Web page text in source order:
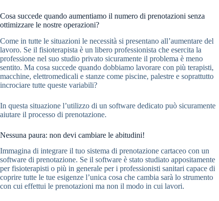
Cosa succede quando aumentiamo il numero di prenotazioni senza
ottimizzare le nostre operazioni?
Come in tutte le situazioni le necessità si presentano all’aumentare del
lavoro. Se il fisioterapista è un libero professionista che esercita la
professione nel suo studio privato sicuramente il problema è meno
sentito. Ma cosa succede quando dobbiamo lavorare con più terapisti,
macchine, elettromedicali e stanze come piscine, palestre e soprattutto
incrociare tutte queste variabili?
In questa situazione l’utilizzo di un software dedicato può sicuramente
aiutare il processo di prenotazione.
Nessuna paura: non devi cambiare le abitudini!
Immagina di integrare il tuo sistema di prenotazione cartaceo con un
software di prenotazione. Se il software è stato studiato appositamente
per fisioterapisti o più in generale per i professionisti sanitari capace di
coprire tutte le tue esigenze l’unica cosa che cambia sarà lo strumento
con cui effettui le prenotazioni ma non il modo in cui lavori.